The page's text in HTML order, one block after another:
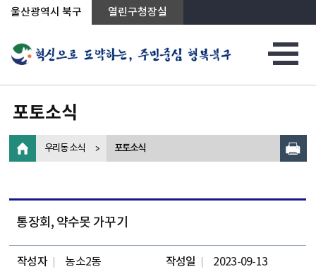
상단메뉴로 바로가기
전체메뉴로 바로가기
왼쪽메뉴로 바로가기
본문으로 바로가기
울산광역시 북구 열린구청장실
포토소식
우리동 소식 포토소식
통장회, 약수못 가꾸기
작성자 농소2동 작성일 2023-09-13